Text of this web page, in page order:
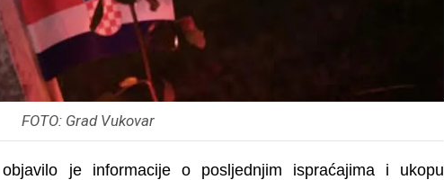
FOTO: Grad Vukovar
objavilo je informacije o posljednjim ispraćajima i ukopu